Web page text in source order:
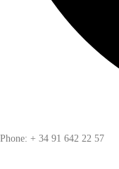
Phone: + 34 91 642 22 57